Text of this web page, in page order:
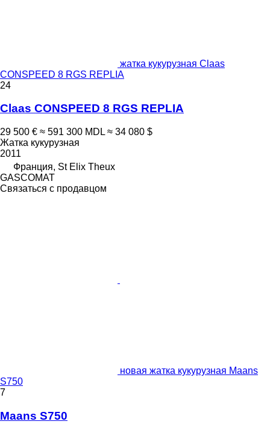
жатка кукурузная Claas
CONSPEED 8 RGS REPLIA
24
Claas CONSPEED 8 RGS REPLIA
29 500 € ≈ 591 300 MDL ≈ 34 080 $
Жатка кукурузная
2011
Франция, St Elix Theux
GASCOMAT
Связаться с продавцом
новая жатка кукурузная Maans
S750
7
Maans S750